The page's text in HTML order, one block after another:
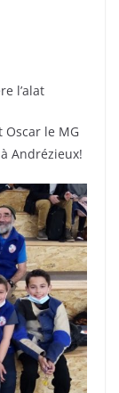
l’alat
Oscar le MG
Andrézieux!